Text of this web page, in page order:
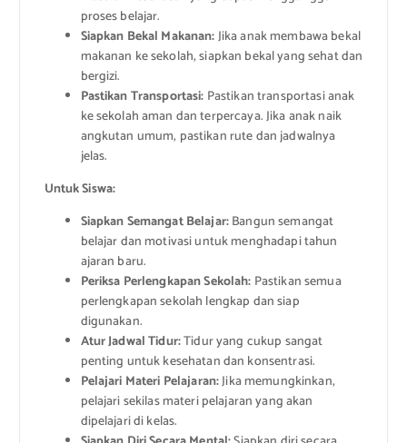
proses belajar.
Siapkan Bekal Makanan:Jika anak membawa bekal
makanan ke sekolah, siapkan bekal yang sehat dan
bergizi.
Pastikan Transportasi: Pastikan transportasi anak
ke sekolah aman dan terpercaya. Jika anak naik
angkutan umum, pastikan rute dan jadwalnya
jelas.
Untuk Siswa:
Siapkan Semangat Belajar:Bangun semangat
belajar dan motivasi untuk menghadapi tahun
ajaran baru.
Periksa Perlengkapan Sekolah: Pastikan semua
perlengkapan sekolah lengkap dan siap
digunakan.
Atur Jadwal Tidur:Tidur yang cukup sangat
penting untuk kesehatan dan konsentrasi.
Pelajari Materi Pelajaran:Jika memungkinkan,
pelajari sekilas materi pelajaran yang akan
dipelajari di kelas.